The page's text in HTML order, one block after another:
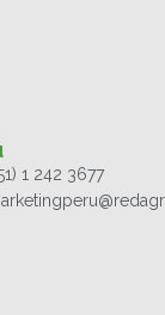
1 242 3677